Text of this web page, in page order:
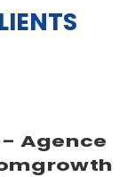
Agence